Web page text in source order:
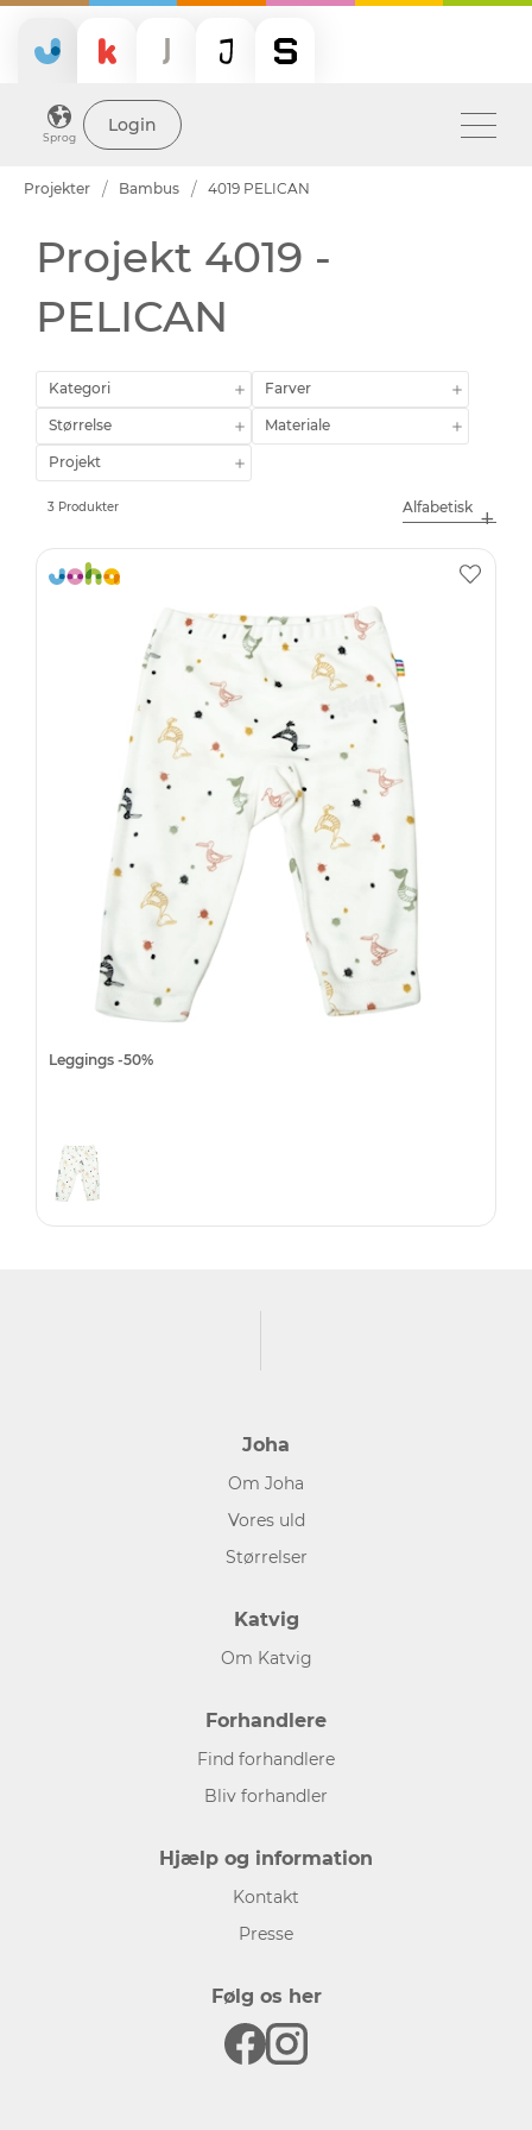
Sprog
Login
Projekter Bambus 4019 PELICAN
Projekt 4019 -
PELICAN
Kategori Farver
Størrelse Materiale
Projekt
3 Produkter
Leggings -50%
Joha
Om Joha
Vores uld
Størrelser
Katvig
Om Katvig
Forhandlere
Find forhandlere
Bliv forhandler
Hjælp og information
Kontakt
Presse
Følg os her